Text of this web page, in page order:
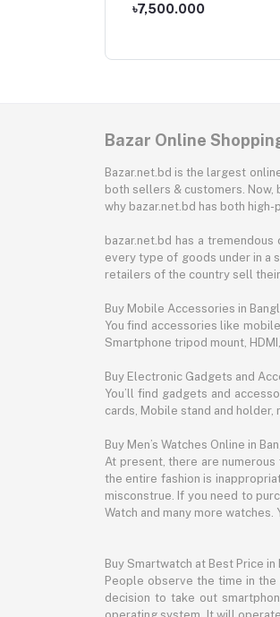
৳7,500.000
Bazar Online
Bazar.net.bd is the largest
both sellers & customers. Now,
why bazar.net.bd has both
bazar.net.bd has a
every type of goods under in a
retailers of the country sell
Buy Mobile Accessories in
You find accessories like
Smartphone tripod mount,
Buy Electronic Gadgets and
You’ll find gadgets and
cards, Mobile stand and holder,
Buy Men’s Watches Online in
At present, there are
the entire fashion is
misconstrue. If you need to
Watch and many more
Buy Smartwatch at Best Price in
People observe the time in
decision to take out